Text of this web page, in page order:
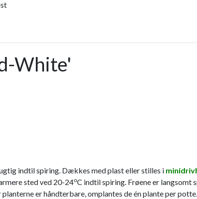
White'
indtil spiring. Dækkes med plast eller stilles i
sted ved 20-24oC indtil spiring. Frøene er langsomt
er håndterbare, omplantes de én plante per